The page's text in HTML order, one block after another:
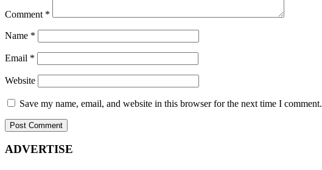
Comment *
Name *
Email *
Website
Save my name, email, and website in this browser for the next time I comment.
ADVERTISE